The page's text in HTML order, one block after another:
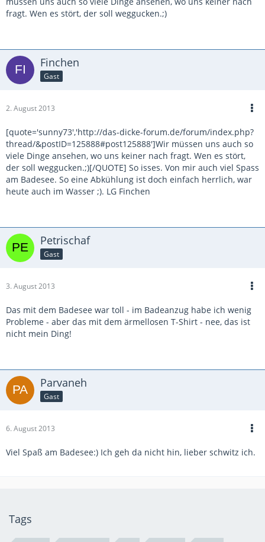
fragt. Wen es stört, der soll weggucken.;)
Finchen
Gast
2. August 2013
[quote='sunny73','http://das-dicke-forum.de/forum/index.php?
thread/&postID=125888#post125888']Wir müssen uns auch so
viele Dinge ansehen, wo uns keiner nach fragt. Wen es stört,
der soll weggucken.;)[/QUOTE] So isses. Von mir auch viel Spass
am Badesee. So eine Abkühlung ist doch einfach herrlich, war
heute auch im Wasser ;). LG Finchen
Petrischaf
Gast
3. August 2013
Das mit dem Badesee war toll - im Badeanzug habe ich wenig
Probleme - aber das mit dem ärmellosen T-Shirt - nee, das ist
nicht mein Ding!
Parvaneh
Gast
6. August 2013
Viel Spaß am Badesee:) Ich geh da nicht hin, lieber schwitz ich.
Tags